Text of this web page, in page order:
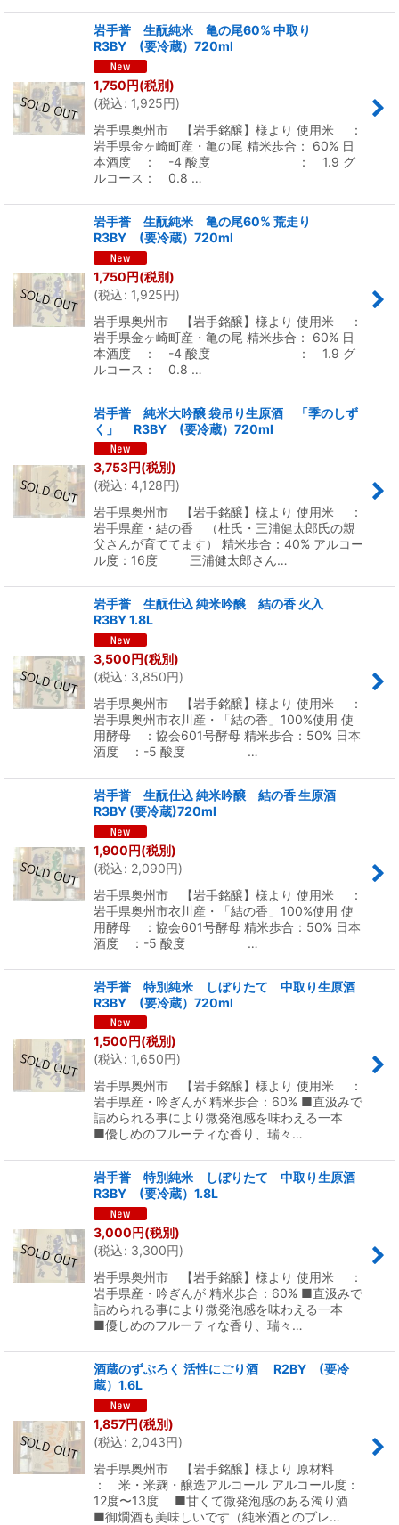
岩手誉 生酛純米 亀の尾60% 中取り
R3BY (要冷蔵）720ml
1,750円(税別)
(税込: 1,925円)
岩手県奥州市 【岩手銘醸】様より 使用米 ：
岩手県金ヶ崎町産・亀の尾 精米歩合： 60% 日
本酒度 ： -4 酸度 ： 1.9 グ
ルコース： 0.8 …
岩手誉 生酛純米 亀の尾60% 荒走り
R3BY (要冷蔵）720ml
1,750円(税別)
(税込: 1,925円)
岩手県奥州市 【岩手銘醸】様より 使用米 ：
岩手県金ヶ崎町産・亀の尾 精米歩合： 60% 日
本酒度 ： -4 酸度 ： 1.9 グ
ルコース： 0.8 …
岩手誉 純米大吟醸 袋吊り生原酒 「季のしず
く」 R3BY (要冷蔵）720ml
3,753円(税別)
(税込: 4,128円)
岩手県奥州市 【岩手銘醸】様より 使用米 ：
岩手県産・結の香 （杜氏・三浦健太郎氏の親
父さんが育ててます） 精米歩合：40% アルコー
ル度：16度 三浦健太郎さん…
岩手誉 生酛仕込 純米吟醸 結の香 火入
R3BY 1.8L
3,500円(税別)
(税込: 3,850円)
岩手県奥州市 【岩手銘醸】様より 使用米 ：
岩手県奥州市衣川産・「結の香」100%使用 使
用酵母 ：協会601号酵母 精米歩合：50% 日本
酒度 ：-5 酸度 …
岩手誉 生酛仕込 純米吟醸 結の香 生原酒
R3BY (要冷蔵)720ml
1,900円(税別)
(税込: 2,090円)
岩手県奥州市 【岩手銘醸】様より 使用米 ：
岩手県奥州市衣川産・「結の香」100%使用 使
用酵母 ：協会601号酵母 精米歩合：50% 日本
酒度 ：-5 酸度 …
岩手誉 特別純米 しぼりたて 中取り生原酒
R3BY (要冷蔵）720ml
1,500円(税別)
(税込: 1,650円)
岩手県奥州市 【岩手銘醸】様より 使用米 ：
岩手県産・吟ぎんが 精米歩合：60% ■直汲みで
詰められる事により微発泡感を味わえる一本
■優しめのフルーティな香り、瑞々…
岩手誉 特別純米 しぼりたて 中取り生原酒
R3BY (要冷蔵）1.8L
3,000円(税別)
(税込: 3,300円)
岩手県奥州市 【岩手銘醸】様より 使用米 ：
岩手県産・吟ぎんが 精米歩合：60% ■直汲みで
詰められる事により微発泡感を味わえる一本
■優しめのフルーティな香り、瑞々…
酒蔵のずぶろく 活性にごり酒 R2BY (要冷
蔵）1.6L
1,857円(税別)
(税込: 2,043円)
岩手県奥州市 【岩手銘醸】様より 原材料
： 米・米麹・醸造アルコール アルコール度：
12度〜13度 ■甘くて微発泡感のある濁り酒
■御燗酒も美味しいです（純米酒とのブレ…